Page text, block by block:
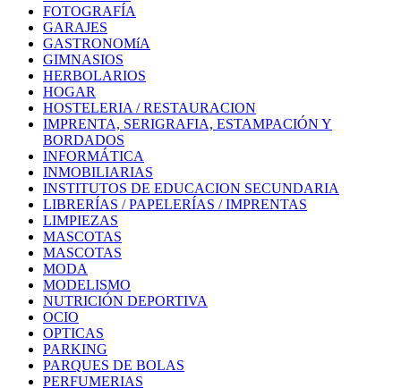
FOTOGRAFÍA
GARAJES
GASTRONOMíA
GIMNASIOS
HERBOLARIOS
HOGAR
HOSTELERIA / RESTAURACION
IMPRENTA, SERIGRAFIA, ESTAMPACIÓN Y
BORDADOS
INFORMÁTICA
INMOBILIARIAS
INSTITUTOS DE EDUCACION SECUNDARIA
LIBRERÍAS / PAPELERÍAS / IMPRENTAS
LIMPIEZAS
MASCOTAS
MASCOTAS
MODA
MODELISMO
NUTRICIÓN DEPORTIVA
OCIO
OPTICAS
PARKING
PARQUES DE BOLAS
PERFUMERIAS